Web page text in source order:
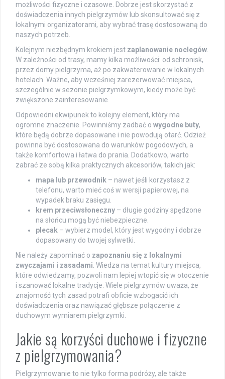
możliwości fizyczne i czasowe. Dobrze jest skorzystać z
doświadczenia innych pielgrzymów lub skonsultować się z
lokalnymi organizatorami, aby wybrać trasę dostosowaną do
naszych potrzeb.
Kolejnym niezbędnym krokiem jest zaplanowanie noclegów
W zależności od trasy, mamy kilka możliwości: od schronisk,
przez domy pielgrzyma, aż po zakwaterowanie w lokalnych
hotelach. Ważne, aby wcześniej zarezerwować miejsca,
szczególnie w sezonie pielgrzymkowym, kiedy może być
zwiększone zainteresowanie.
Odpowiedni ekwipunek to kolejny element, który ma
ogromne znaczenie. Powinniśmy zadbać o wygodne buty,
które będą dobrze dopasowane i nie powodują otarć. Odzież
powinna być dostosowana do warunków pogodowych, a
także komfortowa i łatwa do prania. Dodatkowo, warto
zabrać ze sobą kilka praktycznych akcesoriów, takich jak:
mapa lub przewodnik – nawet jeśli korzystasz z
telefonu, warto mieć coś w wersji papierowej, na
wypadek braku zasięgu.
krem przeciwsłoneczny – długie godziny spędzone
na słońcu mogą być niebezpieczne.
plecak – wybierz model, który jest wygodny i dobrze
dopasowany do twojej sylwetki.
Nie należy zapominać o zapoznaniu się z lokalnymi
zwyczajami i zasadami . Wiedza na temat kultury miejsca,
które odwiedzamy, pozwoli nam lepiej wtopić się w otoczenie
i szanować lokalne tradycje. Wiele pielgrzymów uważa, że
znajomość tych zasad potrafi obficie wzbogacić ich
doświadczenia oraz nawiązać głębsze połączenie z
duchowym wymiarem pielgrzymki.
Jakie są korzyści duchowe i fizyczne
z pielgrzymowania?
Pielgrzymowanie to nie tylko forma podróży, ale także